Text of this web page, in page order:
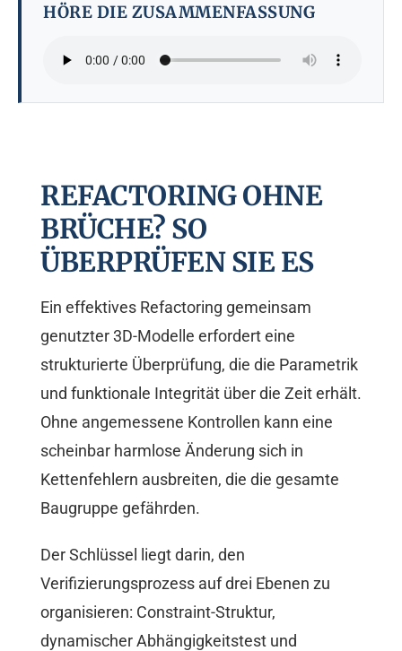
HÖRE DIE ZUSAMMENFASSUNG
REFACTORING OHNE
BRÜCHE? SO
ÜBERPRÜFEN SIE ES
Ein effektives Refactoring gemeinsam
genutzter 3D-Modelle erfordert eine
strukturierte Überprüfung, die die Parametrik
und funktionale Integrität über die Zeit erhält.
Ohne angemessene Kontrollen kann eine
scheinbar harmlose Änderung sich in
Kettenfehlern ausbreiten, die die gesamte
Baugruppe gefährden.
Der Schlüssel liegt darin, den
Verifizierungsprozess auf drei Ebenen zu
organisieren: Constraint-Struktur,
dynamischer Abhängigkeitstest und